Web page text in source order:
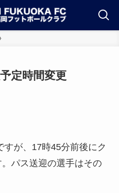
定時間変更
が、17時45分前後にク
パス送迎の選手はその